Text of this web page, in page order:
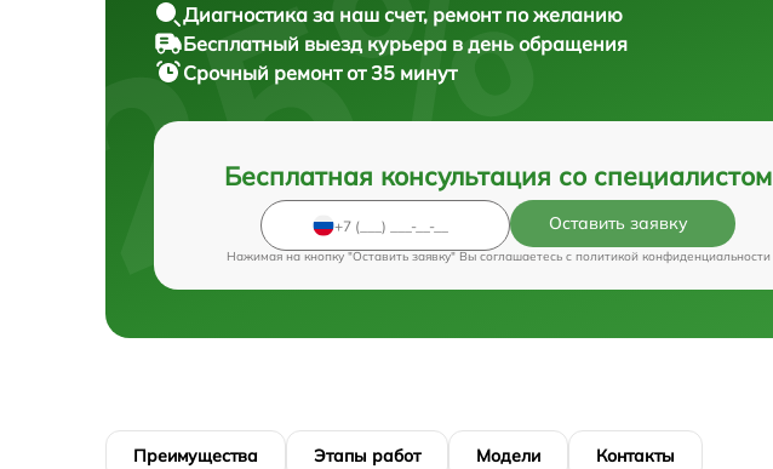
Диагностика за наш счет, ремонт по желанию
Бесплатный выезд курьера в день обращения
Срочный ремонтот 35 минут
Бесплатная консультация со специалистом
Оставить заявку
Нажимая на кнопку "Оставить заявку" Вы соглашаетесь c политикой конфиденциальности
Преимущества Этапы работ Модели Контакты